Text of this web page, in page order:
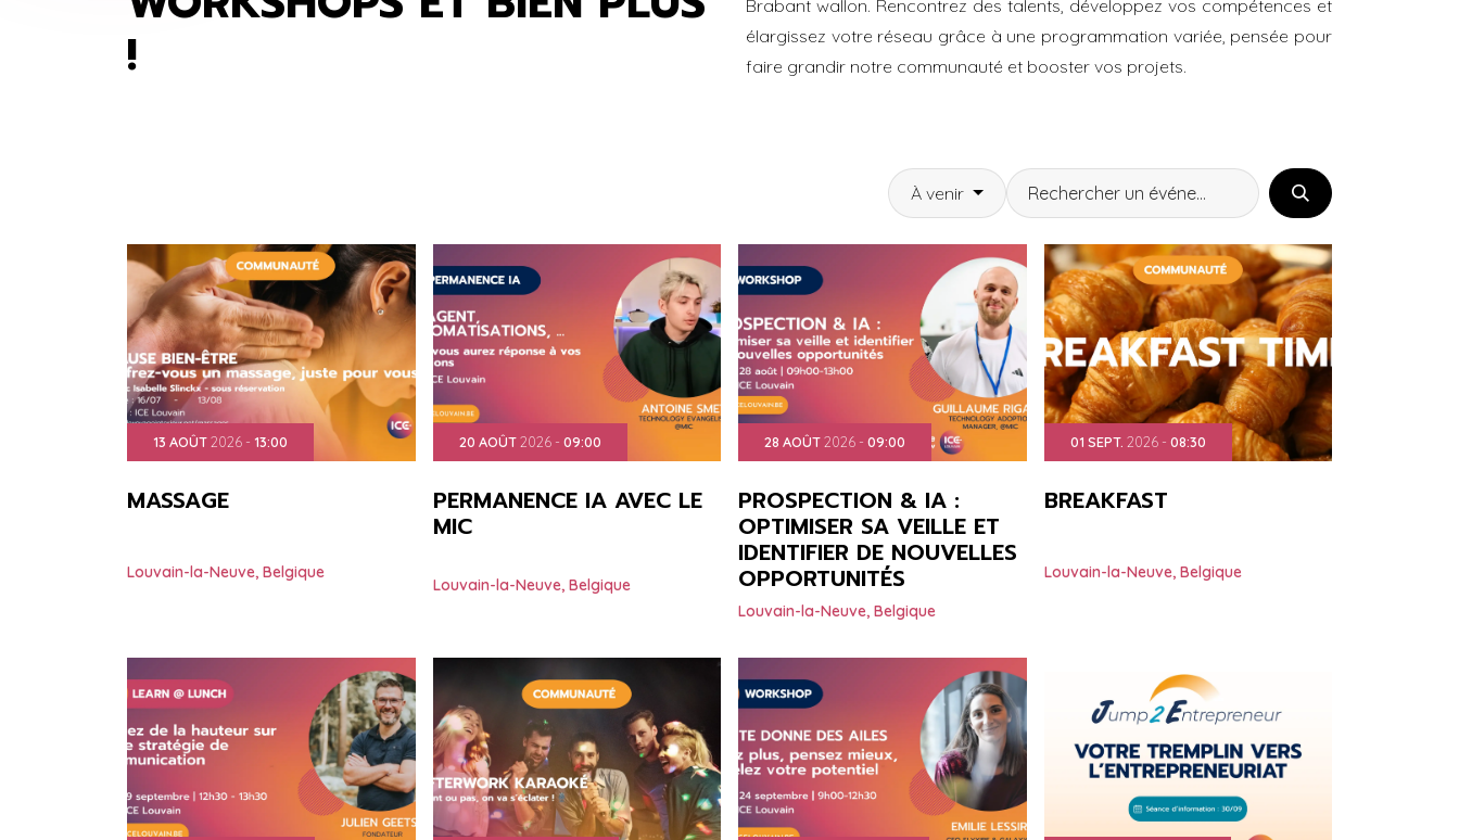
!
Brabant wallon. Rencontrez des talents, développez vos compétences et
élargissez votre réseau grâce à une programmation variée, pensée pour
faire grandir notre communauté et booster vos projets.
À venir
13 AOÛT2026 - 13:00
MASSAGE
Louvain-la-Neuve, Belgique
20 AOÛT 2026- 09:00
PERMANENCE IA AVEC LE
MIC
Louvain-la-Neuve, Belgique
28 AOÛT2026 - 09:00
PROSPECTION & IA :
OPTIMISER SA VEILLE ET
IDENTIFIER DE NOUVELLES
OPPORTUNITÉS
Louvain-la-Neuve, Belgique
01 SEPT. 2026- 08:30
BREAKFAST
Louvain-la-Neuve, Belgique